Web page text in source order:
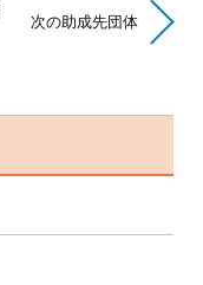
次の助成先団体